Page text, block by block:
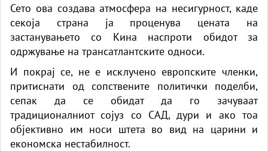
Сето ова создава атмосфера на несигурност, каде
секоја страна ја проценува цената на
застанувањето со Кина наспроти обидот за
одржување на трансатлантските односи.
И покрај се, не е исклучено европските членки,
притиснати од сопствените политички поделби,
сепак да се обидат да го зачуваат
традиционалниот сојуз со САД, дури и ако тоа
објективно им носи штета во вид на царини и
економска нестабилност.